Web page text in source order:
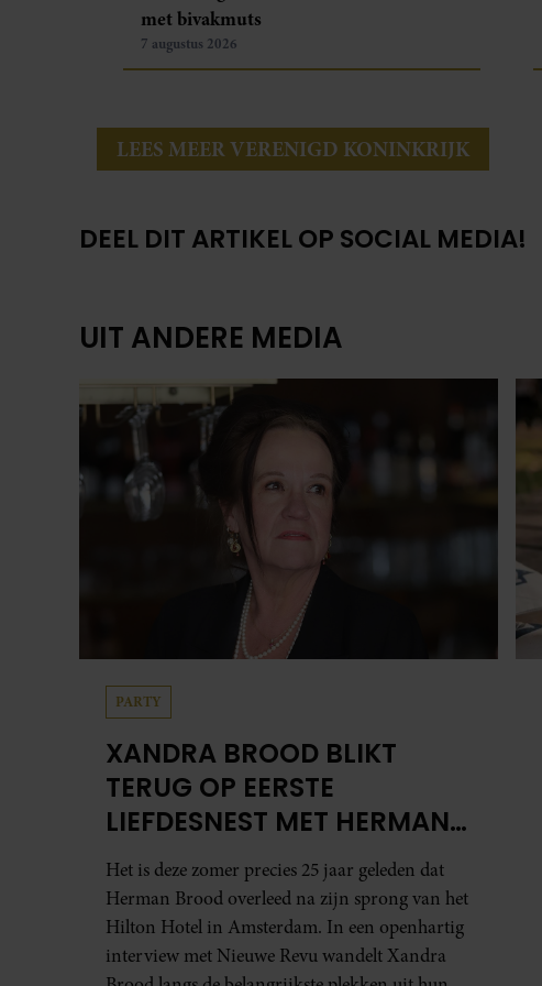
met bivakmuts
7 augustus 2026
LEES MEER VERENIGD KONINKRIJK
DEEL DIT ARTIKEL OP SOCIAL MEDIA!
UIT ANDERE MEDIA
PARTY
XANDRA BROOD BLIKT
TERUG OP EERSTE
LIEFDESNEST MET HERMAN
BROOD: “HIER IS LOLA
GEBOREN”
Het is deze zomer precies 25 jaar geleden dat
Herman Brood overleed na zijn sprong van het
Hilton Hotel in Amsterdam. In een openhartig
interview met Nieuwe Revu wandelt Xandra